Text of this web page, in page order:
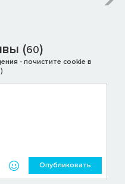
(60)
- почистите cookie в
Опубликовать